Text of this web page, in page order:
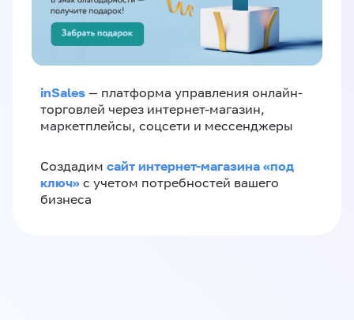
inSales — платформа управления онлайн-
торговлей через интернет-магазин,
маркетплейсы, соцсети и мессенджеры
Создадим сайт интернет-магазина «под
ключ» с учетом потребностей вашего
бизнеса